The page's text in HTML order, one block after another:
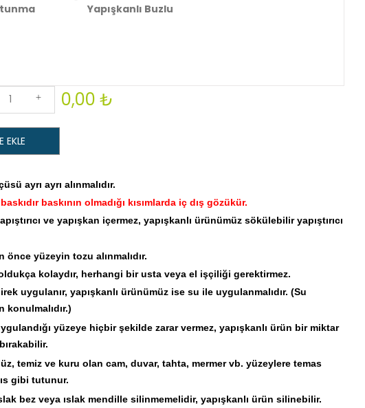
Yapışkanlı Buzlu
0,00 ₺
EKLE
ayrı ayrı alınmalıdır.
baskının olmadığı kısımlarda iç dış gözükür.
ve yapışkan içermez, yapışkanlı ürünümüz sökülebilir yapıştırıcı
önce yüzeyin tozu alınmalıdır.
kolaydır, herhangi bir usta veya el işçiliği gerektirmez.
uygulanır, yapışkanlı ürünümüz ise su ile uygulanmalıdır. (Su
konulmalıdır.)
yüzeye hiçbir şekilde zarar vermez, yapışkanlı ürün bir miktar
temiz ve kuru olan cam, duvar, tahta, mermer vb. yüzeylere temas
gibi tutunur.
bez veya ıslak mendille silinmemelidir, yapışkanlı ürün silinebilir.